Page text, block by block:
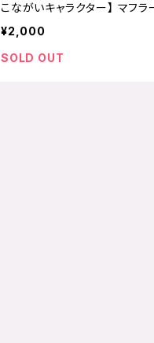
こながいキャラクター】 マフラ
¥2,000
SOLD OUT